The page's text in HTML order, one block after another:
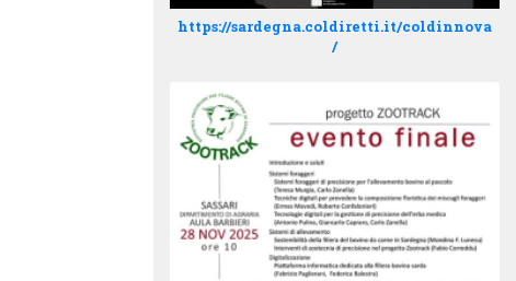
https://sardegna.coldiretti.it/coldinnova
/